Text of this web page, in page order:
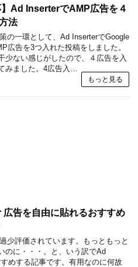
】Ad InserterでAMP広告を４
法
の一環として、Ad InserterでGoogle
広告を3つ入れた投稿をしました。
少ない感じがしたので、４広告を入
みました。4広告入…
もっと見る
告を自由に貼れるおすすめ
少評価されています。もっともっと
のに・・・。と、いう訳でAd
めする記事です。有用なのに何故